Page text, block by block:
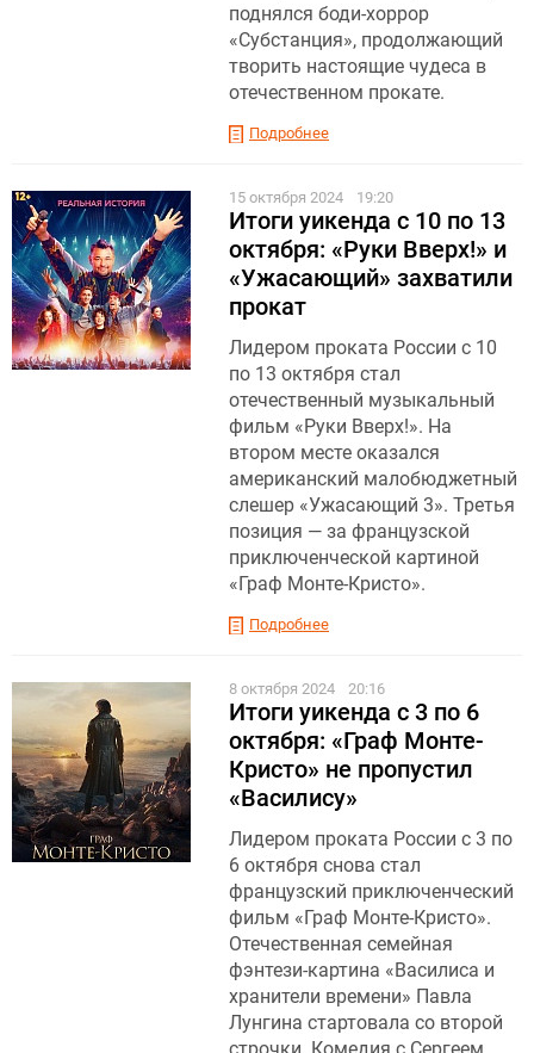
поднялся боди-хоррор
«Субстанция», продолжающий
творить настоящие чудеса в
отечественном прокате.
Подробнее
15 октября 2024 19:20
Итоги уикенда с 10 по 13
октября: «Руки Вверх!» и
«Ужасающий» захватили
прокат
Лидером проката России с 10
по 13 октября стал
отечественный музыкальный
фильм «Руки Вверх!». На
втором месте оказался
американский малобюджетный
слешер «Ужасающий 3». Третья
позиция — за французской
приключенческой картиной
«Граф Монте-Кристо».
Подробнее
8 октября 2024 20:16
Итоги уикенда с 3 по 6
октября: «Граф Монте-
Кристо» не пропустил
«Василису»
Лидером проката России с 3 по
6 октября снова стал
французский приключенческий
фильм «Граф Монте-Кристо».
Отечественная семейная
фэнтези-картина «Василиса и
хранители времени» Павла
Лунгина стартовала со второй